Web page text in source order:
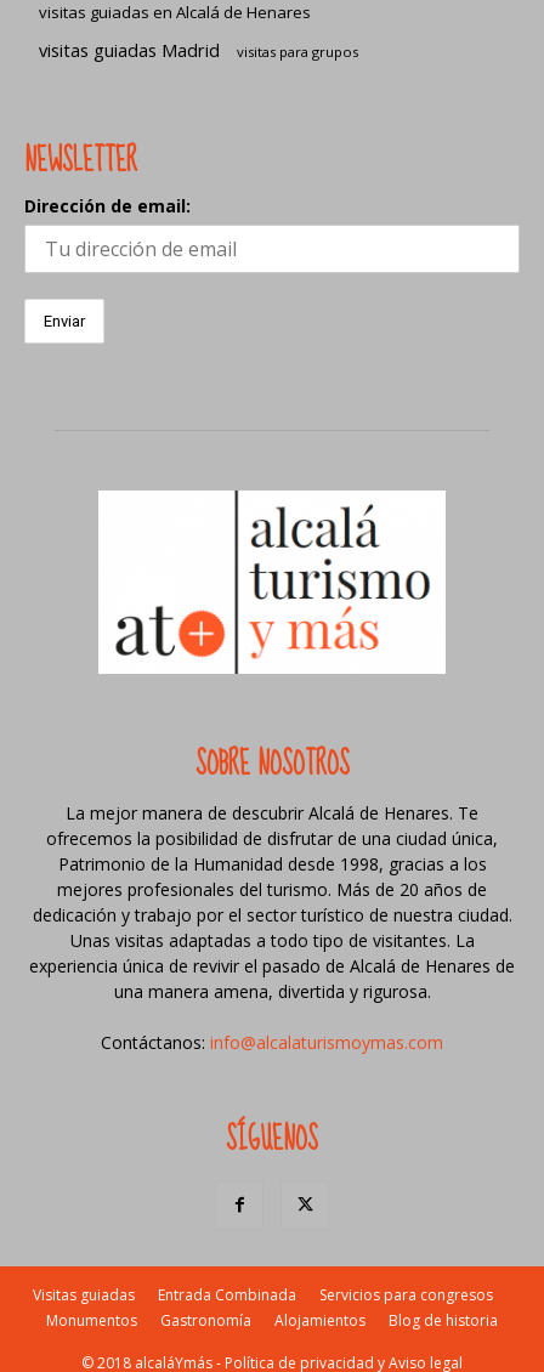
visitas guiadas en Alcalá de Henares
visitas guiadas Madrid visitas para grupos
NEWSLETTER
Dirección de email:
SOBRE NOSOTROS
La mejor manera de descubrir Alcalá de Henares. Te
ofrecemos la posibilidad de disfrutar de una ciudad única,
Patrimonio de la Humanidad desde 1998, gracias a los
mejores profesionales del turismo. Más de 20 años de
dedicación y trabajo por el sector turístico de nuestra ciudad.
Unas visitas adaptadas a todo tipo de visitantes. La
experiencia única de revivir el pasado de Alcalá de Henares de
una manera amena, divertida y rigurosa.
Contáctanos: info@alcalaturismoymas.com
SÍGUENOS
Visitas guiadas Entrada Combinada
Servicios para congresos
Monumentos
Gastronomía Alojamientos Blog de historia
© 2018 alcaláYmás - Política de privacidad y Aviso legal